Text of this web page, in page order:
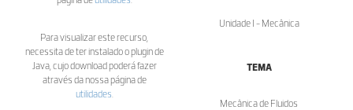
Para visualizar este recurso,
necessita de ter instalado o plugin de
Java, cujo download poderá fazer
através da nossa página de
utilidades
Unidade I - Mecânica
TEMA
Mecânica de Fluidos